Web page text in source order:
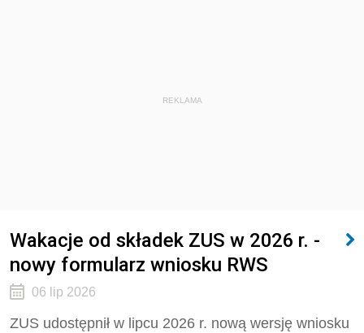
REKLAMA
Wakacje od składek ZUS w 2026 r. -
nowy formularz wniosku RWS
06 lip 2026
ZUS udostępnił w lipcu 2026 r. nową wersję wniosku